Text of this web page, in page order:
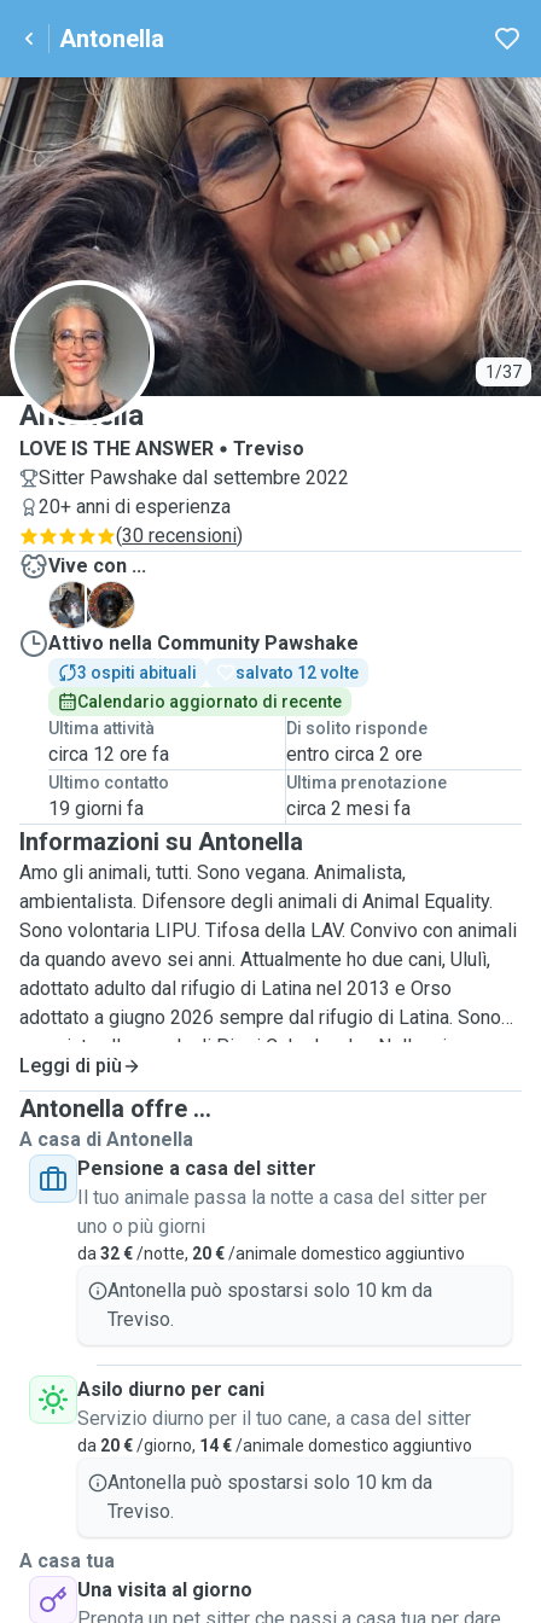
Antonella
1/37
A
Antonella
LOVE IS THE ANSWER
Treviso
Sitter Pawshake dal settembre 2022
20+ anni di esperienza
(30 recensioni)
Vive con ...
O
U
Attivo nella Community Pawshake
3 ospiti abituali
salvato 12 volte
Calendario aggiornato di recente
Ultima attività
circa 12 ore fa
Di solito risponde
entro circa 2 ore
Ultimo contatto
19 giorni fa
Ultima prenotazione
circa 2 mesi fa
Informazioni su Antonella
Amo gli animali, tutti. Sono vegana. Animalista,
ambientalista. Difensore degli animali di Animal Equality.
Sono volontaria LIPU. Tifosa della LAV. Convivo con animali
da quando avevo sei anni. Attualmente ho due cani, Ululì,
adottato adulto dal rifugio di Latina nel 2013 e Orso
adottato a giugno 2026 sempre dal rifugio di Latina. Sono
cresciuta alla scuola di Pippi Calzelunghe. Nella mia casa
c'è un giardino spazioso, ombreggiato con alti alberi e
recintato adeguatamente, dove i cani possono scegliere di
andare, se vogliono stare all'aperto, oltre al tempo dedicato
alle passeggiate, per i gattini invece mi attengo alle
indicazioni che mi vengono date. L'abitazione è a breve
distanza dai passeggi delle mura, per questo la zona è
ideale per sgranchirsi le zampette. In questo ambiente i
cani 🐕 possono sentirsi liberi di giocare o fare lunghe
nanne al sicuro e senza essere disturbati. La mia
tartarughe, canarini, criceti, ma posso ampliarla. Ho grande
disponibilità ad assecondare le esigenze, anche particolari,
dei nostri amici a quattro zampe o alati, anche la
somministrazione di farmaci per via orale senza problemi
di orari. Preferisco che i proprietari mi consegnino il cibo da
somministrare e le quantità adeguate alle abitudini del loro
loro abitudini sia di riposo che di attività fisica. Offro ai miei
ospiti le cucce con sponde e cuscino oppure la brandina, se
Leggi di più
Antonella offre ...
A casa di Antonella
Pensione a casa del sitter
Il tuo animale passa la notte a casa del sitter per
uno o più giorni
da 32 €/notte, 20 €/animale domestico aggiuntivo
Antonella può spostarsi solo 10 km da
Treviso.
Asilo diurno per cani
Servizio diurno per il tuo cane, a casa del sitter
da 20 €/giorno, 14 €/animale domestico aggiuntivo
Antonella può spostarsi solo 10 km da
Treviso.
A casa tua
Una visita al giorno